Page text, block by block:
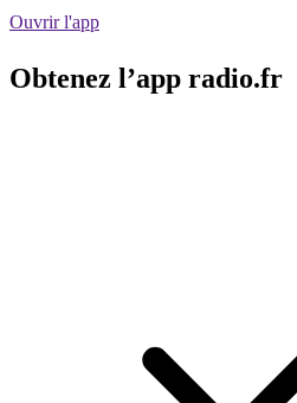
Ouvrir l'app
Obtenez l’app